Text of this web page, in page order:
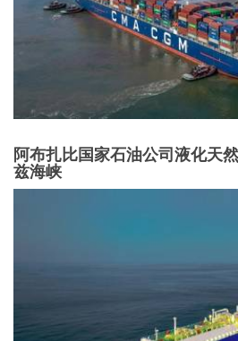
阿布扎比国家石油公司液化天
兹海峡